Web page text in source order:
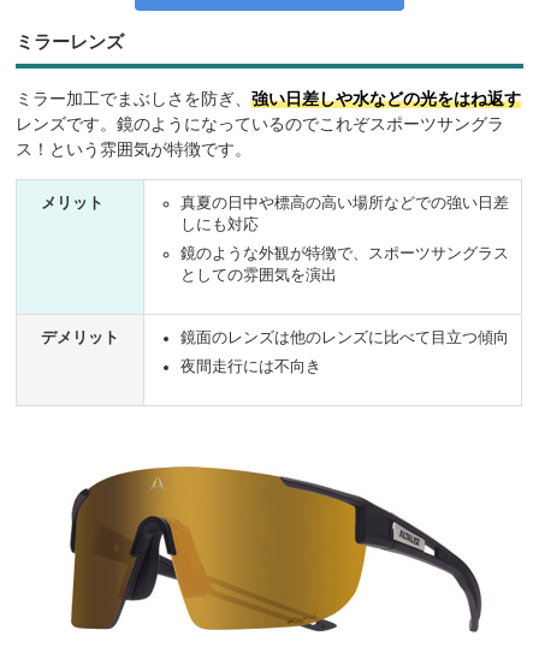
ミラーレンズ
ミラー加工でまぶしさを防ぎ、強い日差しや水などの光をはね返す
レンズです。鏡のようになっているのでこれぞスポーツサングラ
ス！という雰囲気が特徴です。
メリット
真夏の日中や標高の高い場所などでの強い日差
しにも対応
鏡のような外観が特徴で、スポーツサングラス
としての雰囲気を演出
デメリット
鏡面のレンズは他のレンズに比べて目立つ傾向
夜間走行には不向き